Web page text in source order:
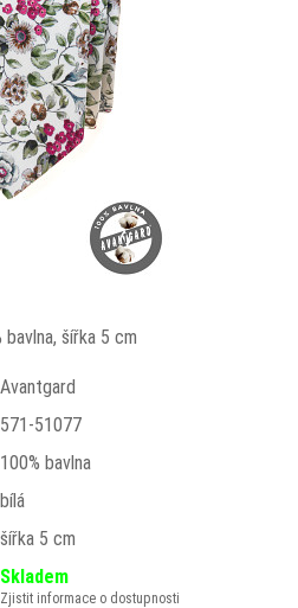
bavlna, šířka 5 cm
Avantgard
571-51077
100% bavlna
bílá
šířka 5 cm
Skladem
Zjistit informace o dostupnosti